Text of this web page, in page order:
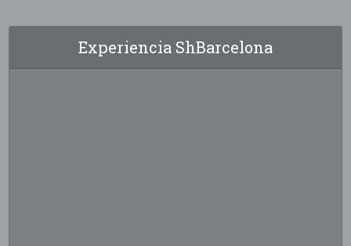
Experiencia ShBarcelona